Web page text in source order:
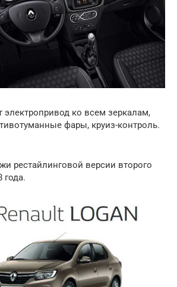
электропривод ко всем зеркалам,
фары, круиз-контроль.
рестайлинговой версии второго
года.